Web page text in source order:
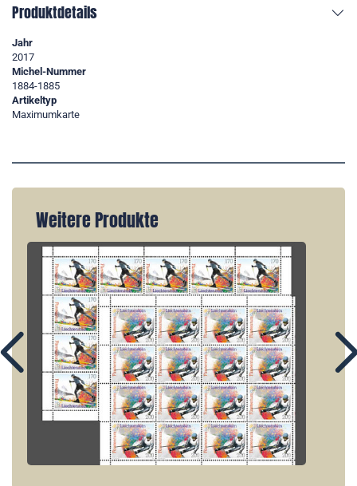
Produktdetails
Jahr
2017
Michel-Nummer
1884-1885
Artikeltyp
Maximumkarte
Weitere Produkte